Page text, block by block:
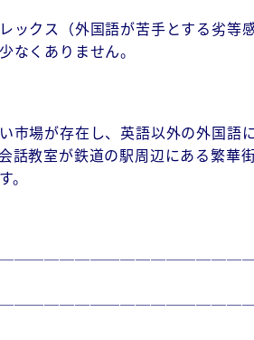
ックス（外国語が苦手とする劣等
なくありません。
市場が存在し、英語以外の外国語
話教室が鉄道の駅周辺にある繁華